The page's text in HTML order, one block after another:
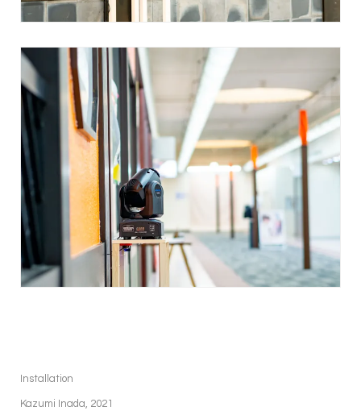
Installation
Kazumi Inada, 2021